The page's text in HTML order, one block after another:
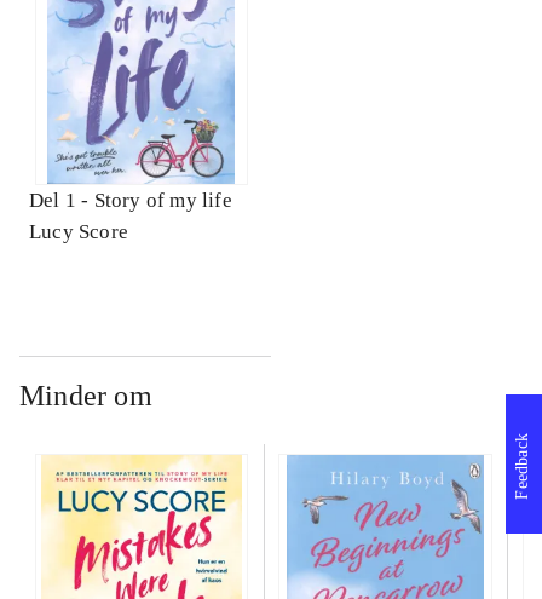
Del 1 - Story of my life
Lucy Score
Minder om
Feedback